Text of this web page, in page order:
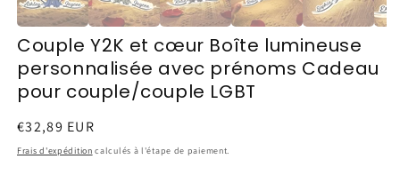
Couple Y2K et cœur Boîte lumineuse
personnalisée avec prénoms Cadeau
pour couple/couple LGBT
Prix
habituel
€32,89 EUR
Frais d'expédition calculés à l'étape de paiement.